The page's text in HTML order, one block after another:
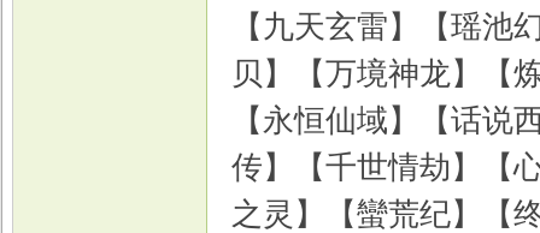
【九天玄雷】【瑶池
贝】【万境神龙】【
【永恒仙域】【话说
传】【千世情劫】【
之灵】【蠻荒纪】【